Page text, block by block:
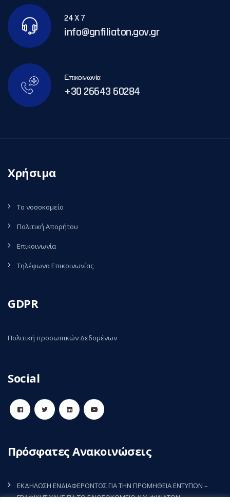
24 X 7
info@gnfiliaton.gov.gr
Επικοινωνία
+30 26643 60284
Χρήσιμα
Το νοσοκομείο
Πολιτική Απορήτου
Επικοινωνία
Τηλέφωνα Επικοινωνίας
GDPR
Πολιτική προσωπικών Δεδομένων
Social
Πρόσφατες Ανακοινώσεις
ΕΚΔΗΛΩΣΗ ΕΝΔΙΑΦΕΡΟΝΤΟΣ ΓΙΑ ΤΗΝ ΠΡΟΜΗΘΕΙΑ ΕΝΤΥΠΩΝ –
ΓΡΑΦΙΚΗΣ ΥΛΗΣ ΓΙΑ ΤΟ Γ.ΝΟΣΟΚΟΜΕΙΟ-Κ.Υ. ΦΙΛΙΑΤΩΝ